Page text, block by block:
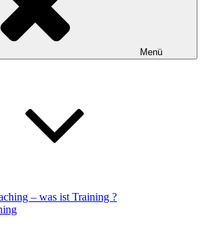
Menü
– was ist Training ?